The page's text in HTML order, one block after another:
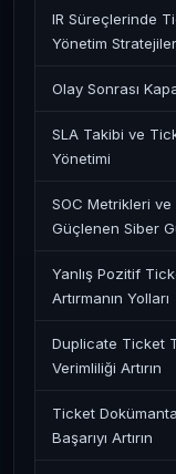
IR Süreçlerinde
Yönetim
Olay Sonrası
SLA Takibi ve
Yönetimi
SOC Metrikleri ve
Güçlenen Siber
Yanlış Pozitif
Artırmanın Yolları
Duplicate Ticket
Verimliliği Artırın
Ticket
Başarıyı Artırın